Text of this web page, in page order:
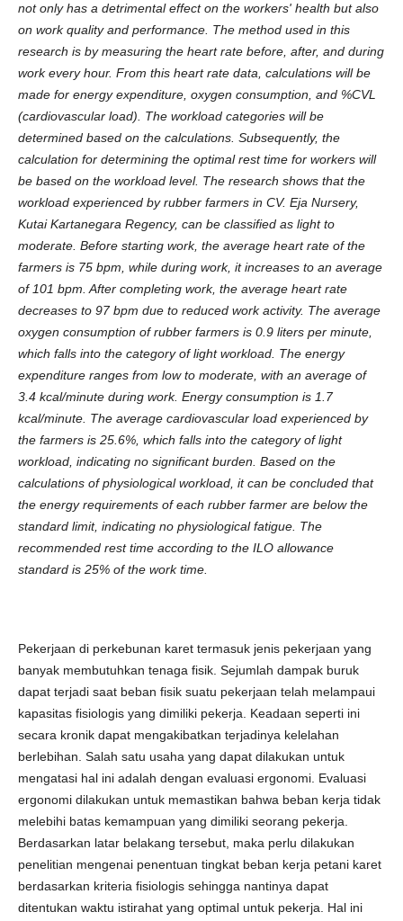
not only has a detrimental effect on the workers' health but also
on work quality and performance. The method used in this
research is by measuring the heart rate before, after, and during
work every hour. From this heart rate data, calculations will be
made for energy expenditure, oxygen consumption, and %CVL
(cardiovascular load). The workload categories will be
determined based on the calculations. Subsequently, the
calculation for determining the optimal rest time for workers will
be based on the workload level. The research shows that the
workload experienced by rubber farmers in CV. Eja Nursery,
Kutai Kartanegara Regency, can be classified as light to
moderate. Before starting work, the average heart rate of the
farmers is 75 bpm, while during work, it increases to an average
of 101 bpm. After completing work, the average heart rate
decreases to 97 bpm due to reduced work activity. The average
oxygen consumption of rubber farmers is 0.9 liters per minute,
which falls into the category of light workload. The energy
expenditure ranges from low to moderate, with an average of
3.4 kcal/minute during work. Energy consumption is 1.7
kcal/minute. The average cardiovascular load experienced by
the farmers is 25.6%, which falls into the category of light
workload, indicating no significant burden. Based on the
calculations of physiological workload, it can be concluded that
the energy requirements of each rubber farmer are below the
standard limit, indicating no physiological fatigue. The
recommended rest time according to the ILO allowance
standard is 25% of the work time.
Pekerjaan di perkebunan karet termasuk jenis pekerjaan yang
banyak membutuhkan tenaga fisik. Sejumlah dampak buruk
dapat terjadi saat beban fisik suatu pekerjaan telah melampaui
kapasitas fisiologis yang dimiliki pekerja. Keadaan seperti ini
secara kronik dapat mengakibatkan terjadinya kelelahan
berlebihan. Salah satu usaha yang dapat dilakukan untuk
mengatasi hal ini adalah dengan evaluasi ergonomi. Evaluasi
ergonomi dilakukan untuk memastikan bahwa beban kerja tidak
melebihi batas kemampuan yang dimiliki seorang pekerja.
Berdasarkan latar belakang tersebut, maka perlu dilakukan
penelitian mengenai penentuan tingkat beban kerja petani karet
berdasarkan kriteria fisiologis sehingga nantinya dapat
ditentukan waktu istirahat yang optimal untuk pekerja. Hal ini